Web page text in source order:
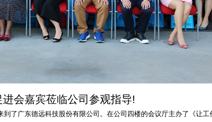
会嘉宾莅临公司参观指导!
了广东德远科技股份有限公司。在公司四楼的会议厅主办了《让